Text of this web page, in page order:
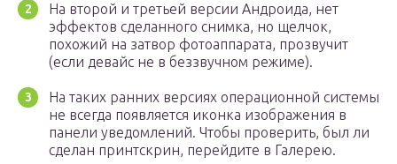
На второй и третьей версии Андроида, нет
эффектов сделанного снимка, но щелчок,
похожий на затвор фотоаппарата, прозвучит
(если девайс не в беззвучном режиме).
На таких ранних версиях операционной системы
не всегда появляется иконка изображения в
панели уведомлений. Чтобы проверить, был ли
сделан принтскрин, перейдите в Галерею.